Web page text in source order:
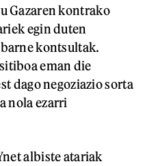
Gazaren kontrako
egin duten
kontsultak.
eman die
dago negoziazio sorta
nola ezarri
albiste atariak